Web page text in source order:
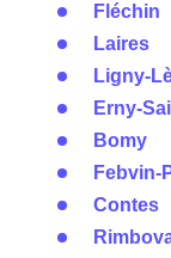
Fléchin
Laires
Ligny-
Erny-
Bomy
Febvin-
Contes